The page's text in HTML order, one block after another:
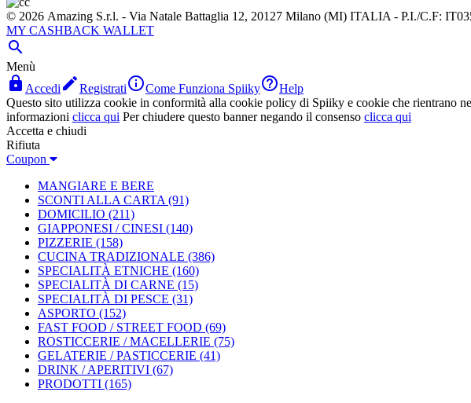
© 2026 Amazing S.r.l. - Via Natale Battaglia 12, 20127 Milano (MI) ITALIA - P.I./C.F:
MY CASHBACK WALLET

Menù
 Accedi RegistratiCome Funziona SpiikyHelp
Questo sito utilizza cookie in conformità alla cookie policy di Spiiky e cookie che rientrano
informazioni clicca qui Per chiudere questo banner negando il consenso clicca qui
Accetta e chiudi
Rifiuta
Coupon
MANGIARE E BERE
SCONTI ALLA CARTA (91)
DOMICILIO (211)
GIAPPONESI / CINESI (140)
PIZZERIE (158)
CUCINA TRADIZIONALE (386)
SPECIALITÀ ETNICHE (160)
SPECIALITÀ DI CARNE (15)
SPECIALITÀ DI PESCE (31)
ASPORTO (152)
FAST FOOD / STREET FOOD (69)
ROSTICCERIE / MACELLERIE (75)
GELATERIE / PASTICCERIE (41)
DRINK / APERITIVI (67)
PRODOTTI (165)